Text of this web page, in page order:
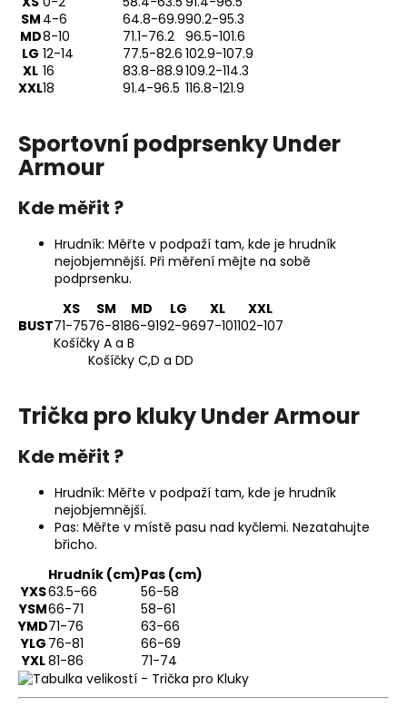
SM 4-6 64.8-69.990.2-95.3
MD8-10 71.1-76.2 96.5-101.6
LG 12-14 77.5-82.6 102.9-107.9
XL 16 83.8-88.9109.2-114.3
XXL18 91.4-96.5 116.8-121.9
Sportovní podprsenky Under
Armour
Kde měřit ?
Hrudník: Měřte v podpaží tam, kde je hrudník
nejobjemnější. Při měření mějte na sobě
podprsenku.
XS
SM MD LG XL
XXL
BUST71-7576-8186-9192-9697-101102-107
Košíčky A a B
Košíčky C,D a DD
Trička pro kluky Under Armour
Kde měřit ?
Hrudník: Měřte v podpaží tam, kde je hrudník
nejobjemnější.
Pas: Měřte v místě pasu nad kyčlemi. Nezatahujte
břicho.
Hrudník (cm)Pas (cm)
YXS63.5-66
56-58
YSM66-71
58-61
YMD71-76
63-66
YLG 76-81
66-69
YXL81-86 71-74